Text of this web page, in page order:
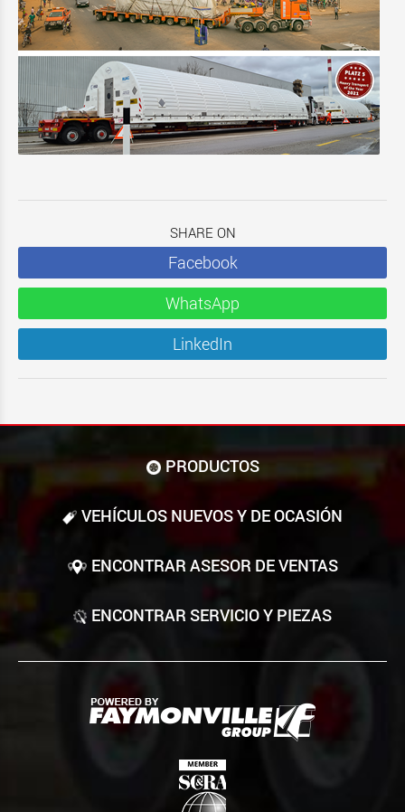
SHARE ON
Facebook
WhatsApp
LinkedIn
PRODUCTOS
VEHÍCULOS NUEVOS Y DE OCASIÓN
ENCONTRAR ASESOR DE VENTAS
ENCONTRAR SERVICIO Y PIEZAS